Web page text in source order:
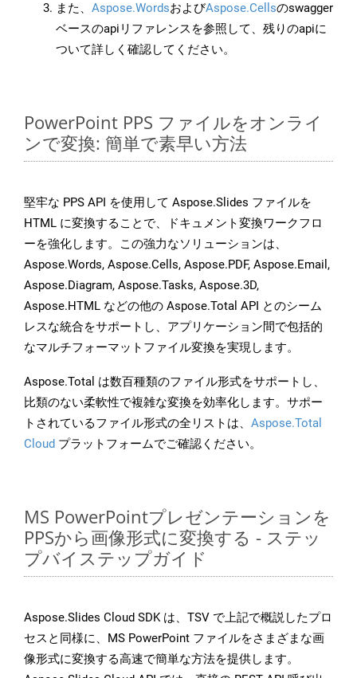
また、 Aspose.WordsおよびAspose.Cellsのswagger
ベースのapiリファレンスを参照して、残りのapiに
ついて詳しく確認してください。
PowerPoint PPS ファイルをオンライ
ンで変換: 簡単で素早い方法
堅牢な PPS API を使用して Aspose.Slides ファイルを
HTML に変換することで、ドキュメント変換ワークフロ
ーを強化します。この強力なソリューションは、
Aspose.Words, Aspose.Cells, Aspose.PDF, Aspose.Email,
Aspose.Diagram, Aspose.Tasks, Aspose.3D,
Aspose.HTML などの他の Aspose.Total API とのシーム
レスな統合をサポートし、アプリケーション間で包括的
なマルチフォーマットファイル変換を実現します。
Aspose.Total は数百種類のファイル形式をサポートし、
比類のない柔軟性で複雑な変換を効率化します。サポー
トされているファイル形式の全リストは、 Aspose.Total
Cloud プラットフォームでご確認ください。
MS PowerPointプレゼンテーションを
PPSから画像形式に変換する - ステッ
プバイステップガイド
Aspose.Slides Cloud SDK は、TSV で上記で概説したプロ
セスと同様に、MS PowerPoint ファイルをさまざまな画
像形式に変換する高速で簡単な方法を提供します。